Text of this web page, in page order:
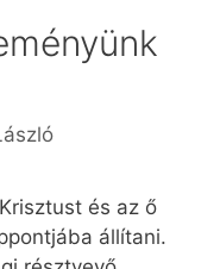
és az ő
állítani.